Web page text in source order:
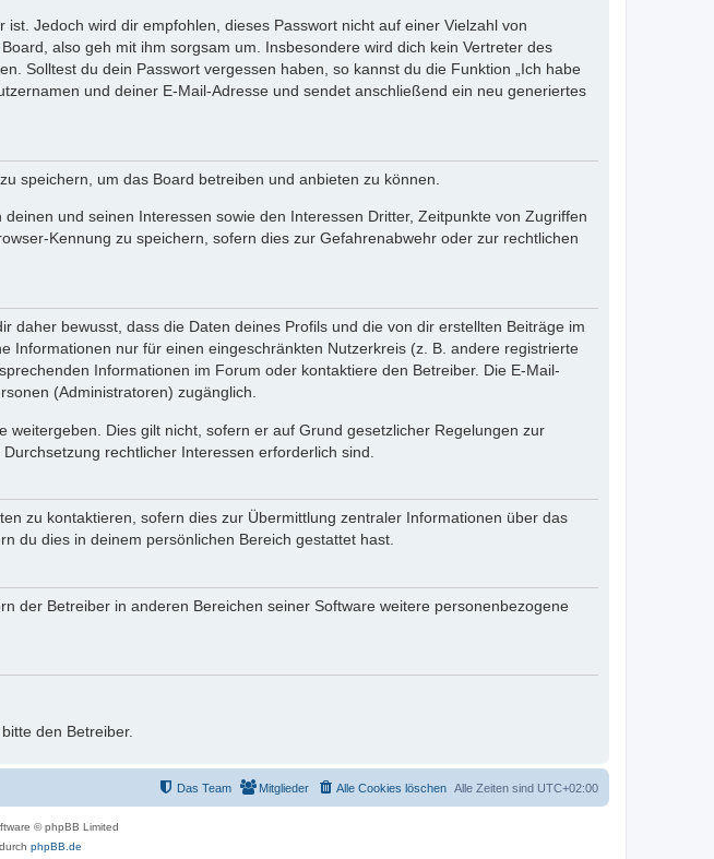
Jedoch wird dir empfohlen, dieses Passwort nicht auf einer Vielzahl von
also geh mit ihm sorgsam um. Insbesondere wird dich kein Vertreter des
Solltest du dein Passwort vergessen haben, so kannst du die Funktion „Ich habe
und deiner E-Mail-Adresse und sendet anschließend ein neu generiertes
speichern, um das Board betreiben und anbieten zu können.
und seinen Interessen sowie den Interessen Dritter, Zeitpunkte von Zugriffen
Kennung zu speichern, sofern dies zur Gefahrenabwehr oder zur rechtlichen
bewusst, dass die Daten deines Profils und die von dir erstellten Beiträge im
Informationen nur für einen eingeschränkten Nutzerkreis (z. B. andere registrierte
Informationen im Forum oder kontaktiere den Betreiber. Die E-Mail-
(Administratoren) zugänglich.
Dies gilt nicht, sofern er auf Grund gesetzlicher Regelungen zur
rechtlicher Interessen erforderlich sind.
zu kontaktieren, sofern dies zur Übermittlung zentraler Informationen über das
du dies in deinem persönlichen Bereich gestattet hast.
der Betreiber in anderen Bereichen seiner Software weitere personenbezogene
den Betreiber.
Alle Zeiten sind UTC+02:00
Alle Cookies löschen
Mitglieder
Das Team
© phpBB Limited
phpBB.de